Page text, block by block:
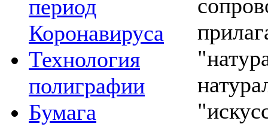
период
Коронавируса
Технология
полиграфии
Бумага